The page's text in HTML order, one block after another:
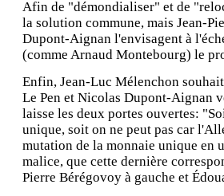
Afin de "démondialiser" et de
la solution commune, mais Jean-
Dupont-Aignan l'envisagent à
(comme Arnaud Montebourg) le
Enfin, Jean-Luc Mélenchon
Le Pen et Nicolas Dupont-Aignan
laisse les deux portes ouvertes:
unique, soit on ne peut pas car
mutation de la monnaie unique en
malice, que cette dernière
Pierre Bérégovoy à gauche et